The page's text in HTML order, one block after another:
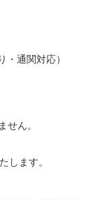
・通関対応）
せん。
します。